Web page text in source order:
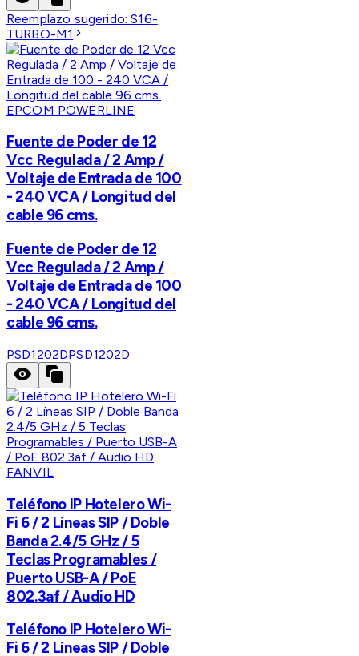
Reemplazo sugerido:S16-
TURBO-M1
EPCOM POWERLINE
Fuente de Poder de 12
Vcc Regulada / 2 Amp /
Voltaje de Entrada de 100
- 240 VCA / Longitud del
cable 96 cms.
Fuente de Poder de 12
Vcc Regulada / 2 Amp /
Voltaje de Entrada de 100
- 240 VCA / Longitud del
cable 96 cms.
PSD1202DPSD1202D
FANVIL
Teléfono IP Hotelero Wi-
Fi 6 / 2 Líneas SIP / Doble
Banda 2.4/5 GHz / 5
Teclas Programables /
Puerto USB-A / PoE
802.3af / Audio HD
Teléfono IP Hotelero Wi-
Fi 6 / 2 Líneas SIP / Doble